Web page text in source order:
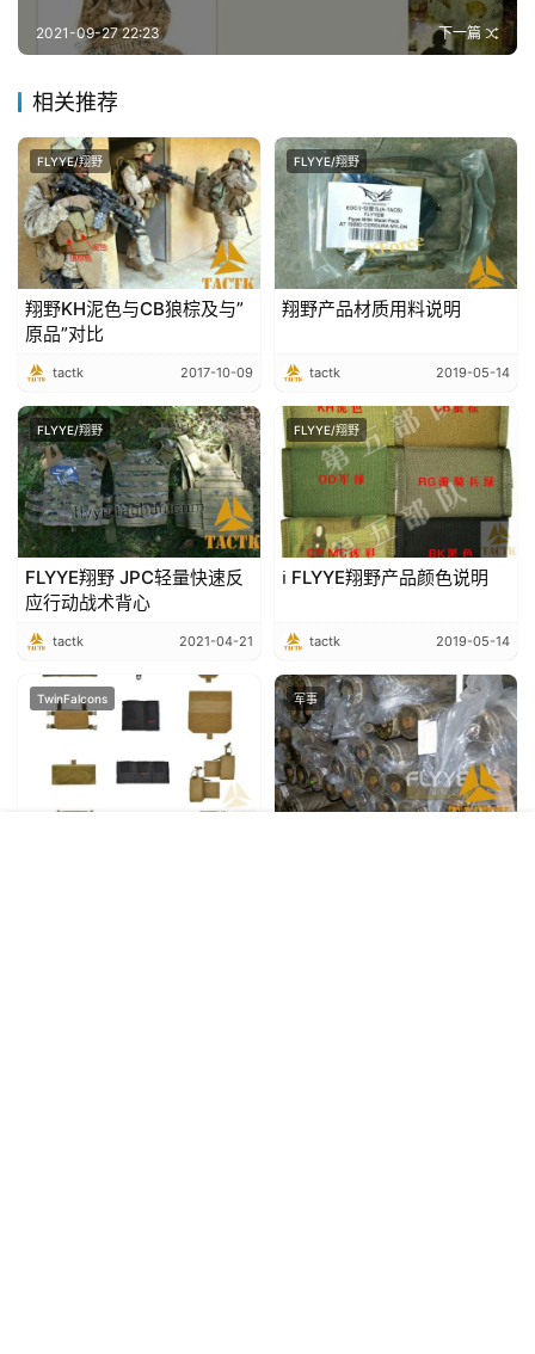
下一篇
2021-09-27 22:23
相关推荐
FLYYE/翔野
翔野KH泥色与CB狼棕及与”
原品”对比
tactk 2017-10-09
FLYYE/翔野
翔野产品材质用料说明
tactk 2019-05-14
FLYYE/翔野
FLYYE翔野 JPC轻量快速反
应行动战术背心
tactk 2021-04-21
FLYYE/翔野
ℹ️ FLYYE翔野产品颜色说明
tactk 2019-05-14
TwinFalcons 军事